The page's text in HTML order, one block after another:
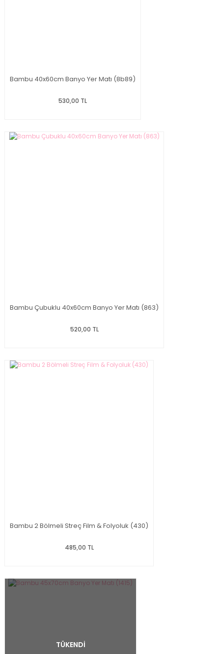
Bambu 40x60cm Banyo Yer Matı (8b89)
530,00 TL
Bambu Çubuklu 40x60cm Banyo Yer Matı (863)
520,00 TL
Bambu 2 Bölmeli Streç Film & Folyoluk (430)
485,00 TL
TÜKENDİ